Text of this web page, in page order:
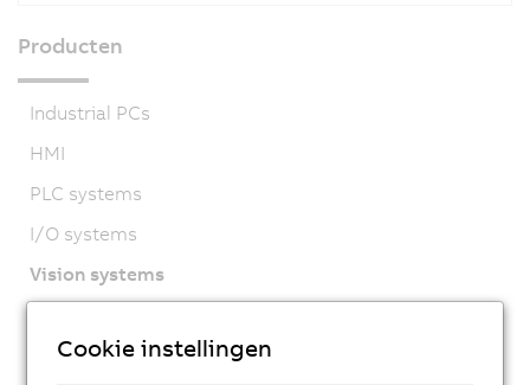
Producten
Industrial PCs
HMI
PLC systems
I/O systems
Vision systems
Smart Camera
Cookie instellingen